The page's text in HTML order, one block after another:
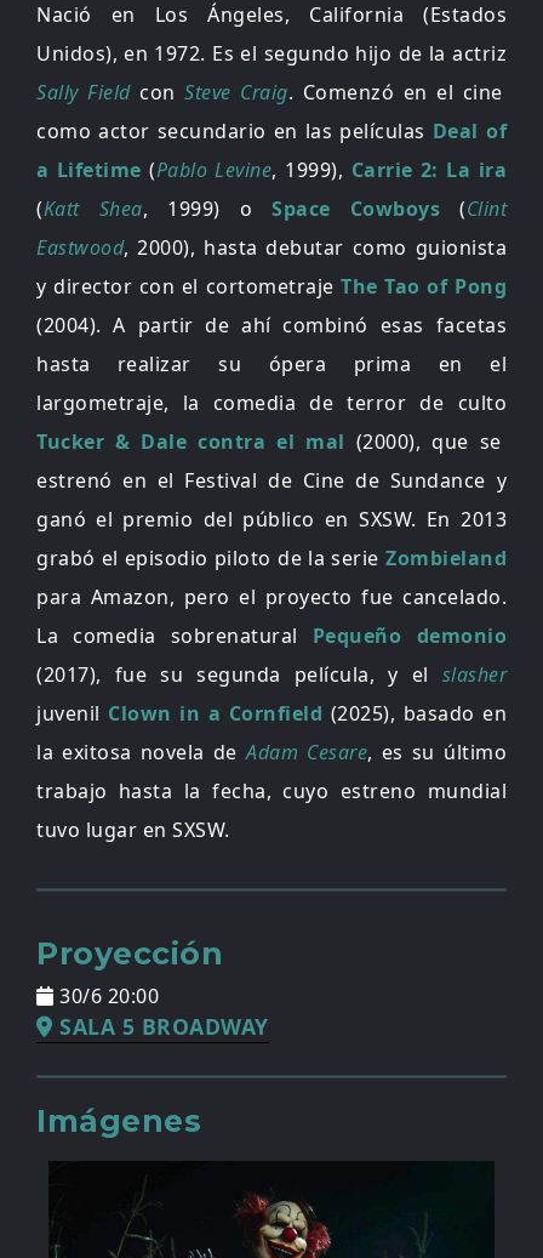
Nació en Los Ángeles, California (Estados
Unidos), en 1972. Es el segundo hijo de la actriz
Sally Fieldcon Steve Craig. Comenzó en el cine
como actor secundario en las películas Deal of
a Lifetime (Pablo Levine, 1999), Carrie 2: La ira
(Katt Shea, 1999) o Space Cowboys (Clint
Eastwood, 2000), hasta debutar como guionista
y director con el cortometrajeThe Tao of Pong
(2004). A partir de ahí combinó esas facetas
hasta realizar su ópera prima en el
largometraje, la comedia de terror de culto
Tucker & Dale contra el mal (2000), que se
estrenó en el Festival de Cine de Sundance y
ganó el premio del público en SXSW. En 2013
grabó el episodio piloto de la serie Zombieland
para Amazon, pero el proyecto fue cancelado.
La comedia sobrenatural Pequeño demonio
(2017), fue su segunda película, y el slasher
juvenil Clown in a Cornfield (2025), basado en
la exitosa novela deAdam Cesare, es su último
trabajo hasta la fecha, cuyo estreno mundial
tuvo lugar en SXSW.
Proyección
30/6 20:00
SALA 5 BROADWAY
Imágenes